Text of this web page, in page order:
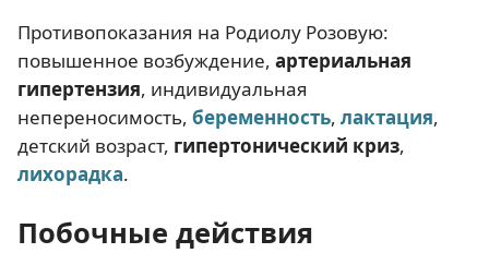
Противопоказания на Родиолу Розовую:
повышенное возбуждение, артериальная
гипертензия, индивидуальная
непереносимость, беременность, лактация,
детский возраст, гипертонический криз,
лихорадка.
Побочные действия